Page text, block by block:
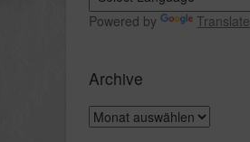
Powered by Translate
Archive
Archive